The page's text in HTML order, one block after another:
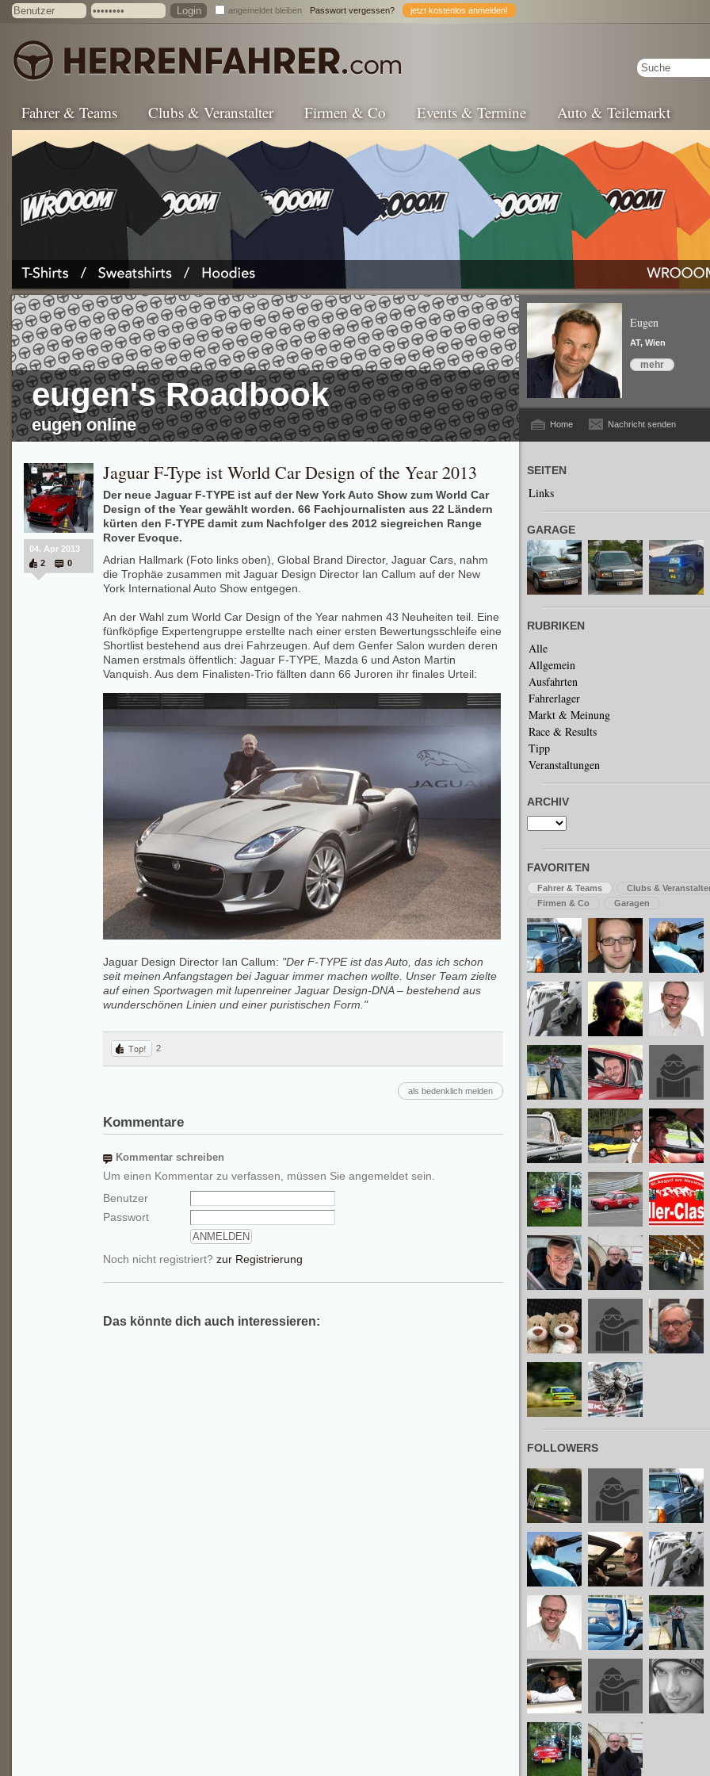
angemeldet bleiben Passwort vergessen? jetzt kostenlos anmelden!
Fahrer & Teams Clubs & Veranstalter Firmen & Co Events & Termine Auto & Teilemarkt
eugen's Roadbook
eugen online
Eugen
AT, Wien
mehr
Home Nachricht senden
04. Apr 2013
2
0
Jaguar F-Type ist World Car Design of the Year 2013
Der neue Jaguar F-TYPE ist auf der New York Auto Show zum World Car
Design of the Year gewählt worden. 66 Fachjournalisten aus 22 Ländern
kürten den F-TYPE damit zum Nachfolger des 2012 siegreichen Range
Rover Evoque.
Adrian Hallmark (Foto links oben), Global Brand Director, Jaguar Cars, nahm
die Trophäe zusammen mit Jaguar Design Director Ian Callum auf der New
York International Auto Show entgegen.
An der Wahl zum World Car Design of the Year nahmen 43 Neuheiten teil. Eine
fünfköpfige Expertengruppe erstellte nach einer ersten Bewertungsschleife eine
Shortlist bestehend aus drei Fahrzeugen. Auf dem Genfer Salon wurden deren
Namen erstmals öffentlich: Jaguar F-TYPE, Mazda 6 und Aston Martin
Vanquish. Aus dem Finalisten-Trio fällten dann 66 Juroren ihr finales Urteil:
Jaguar Design Director Ian Callum: "Der F-TYPE ist das Auto, das ich schon
seit meinen Anfangstagen bei Jaguar immer machen wollte. Unser Team zielte
auf einen Sportwagen mit lupenreiner Jaguar Design-DNA – bestehend aus
wunderschönen Linien und einer puristischen Form."
2
als bedenklich melden
Kommentare
Kommentar schreiben
Um einen Kommentar zu verfassen, müssen Sie angemeldet sein.
Benutzer
Passwort
Noch nicht registriert? zur Registrierung
Das könnte dich auch interessieren:
SEITEN
Links
GARAGE
RUBRIKEN
Alle
Allgemein
Ausfahrten
Fahrerlager
Markt & Meinung
Race & Results
Tipp
Veranstaltungen
ARCHIV
FAVORITEN
Fahrer & Teams
Clubs &
Firmen & Co
Garagen
FOLLOWERS